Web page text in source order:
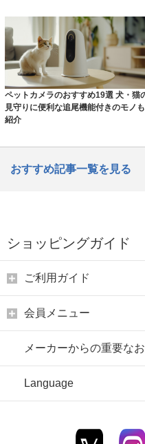
ペットカメラのおすすめ19選 犬・猫
見守りに便利な追尾機能付きのモノも
紹介
おすすめ記事一覧を見る
ショッピングガイド
ご利用ガイド
会員メニュー
メーカーからの重要な
Language